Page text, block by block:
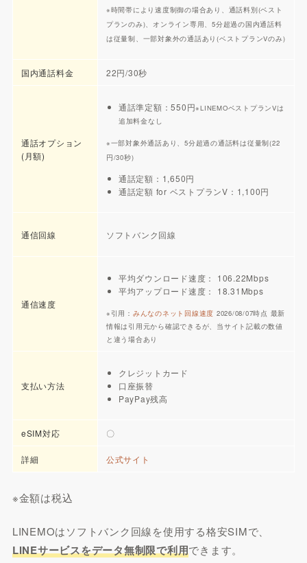
※時間帯により速度制御の場合あり、通話料別(ベスト
プランのみ)、オンライン専用、5分超過の国内通話料
は従量制、一部対象外の通話あり(ベストプランVのみ)
国内通話料金 22円/30秒
通話オプション
(月額)
通話準定額：550円※LINEMOベストプランVは
追加料金なし
※一部対象外通話あり、5分超過の通話料は従量制(22
円/30秒)
通話定額：1,650円
通話定額 for ベストプランV：1,100円
通信回線 ソフトバンク回線
通信速度
平均ダウンロード速度： 106.22Mbps
平均アップロード速度： 18.31Mbps
※引用： みんなのネット回線速度 2026/08/07時点 最新
情報は引用元から確認できるが、当サイト記載の数値
と違う場合あり
支払い方法
クレジットカード
口座振替
PayPay残高
eSIM対応 〇
詳細 公式サイト
※金額は税込
LINEMOはソフトバンク回線を使用する格安SIMで、
LINEサービスをデータ無制限で利用できます。